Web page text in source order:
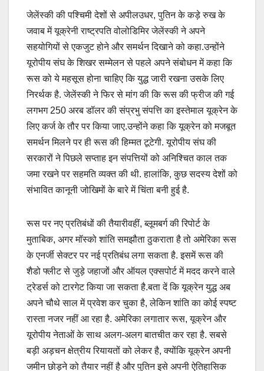
जेलेंस्की की पश्चिमी देशों से अपीलउधर, पुतिन के कड़े रुख के
जवाब में यूक्रेनी राष्ट्रपति वोलोडिमिर जेलेंस्की ने अपने
सहयोगियों से एकजुट होने और समर्थन दिखाने को कहा.उन्होंने
यूरोपीय संघ के शिखर सम्मेलन से पहले अपने संबोधन में कहा कि
रूस को ये महसूस होना चाहिए कि युद्ध जारी रखना उसके लिए
निरर्थक है. जेलेंस्की ने फिर से मांग की कि रूस की फ्रीज की गई
लगभग 250 अरब डॉलर की संप्रभु संपत्ति का इस्तेमाल यूक्रेन के
लिए कर्ज के तौर पर किया जाए.उन्होंने कहा कि यूक्रेन को मजबूत
समर्थन मिलने पर ही रूस की हिम्मत टूटेगी. यूरोपीय संघ की
सरकारों ने पिछले सप्ताह इन संपत्तियों को अनिश्चित काल तक
जमा रखने पर सहमति व्यक्त की थी. हालांकि, कुछ सदस्य देशों को
संभावित कानूनी जोखिमों के बारे में चिंता बनी हुई है.
रूस पर नए प्रतिबंधों की तैयारीवहीं, ब्लूमबर्ग की रिपोर्ट के
मुताबिक, अगर मॉस्को शांति समझौता ठुकराता है तो अमेरिका रूस
के एनर्जी सेक्टर पर नई प्रतिबंध लगा सकता है. इसमें रूस की
शैडो फ्लीट से जुड़े जहाजों और ऑयल एक्सपोर्ट में मदद करने वाले
ट्रेडर्स को टारगेट किया जा सकता है.बता दें कि यूक्रेन युद्ध अब
अपने चौथे साल में प्रवेश कर चुका है, लेकिन शांति का कोई स्पष्ट
रास्ता नजर नहीं आ रहा है. अमेरिका लगातार रूस, यूक्रेन और
यूरोपीय नेताओं के साथ अलग-अलग बातचीत कर रहा है. सबसे
बड़ी अड़चन क्षेत्रीय रियायतों को लेकर है, क्योंकि यूक्रेन अपनी
जमीन छोड़ने को तैयार नहीं है और पुतिन इसे अपनी ऐतिहासिक